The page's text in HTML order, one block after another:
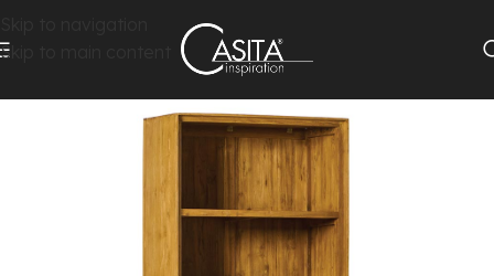
Skip to main content